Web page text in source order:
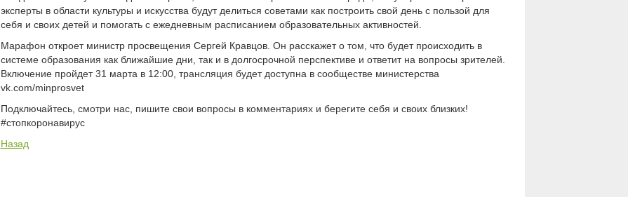
эксперты в области культуры и искусства будут делиться советами как построить свой день с пользой для
себя и своих детей и помогать с ежедневным расписанием образовательных активностей.
Марафон откроет министр просвещения Сергей Кравцов. Он расскажет о том, что будет происходить в
системе образования как ближайшие дни, так и в долгосрочной перспективе и ответит на вопросы зрителей.
Включение пройдет 31 марта в 12:00, трансляция будет доступна в сообществе министерства
vk.com/minprosvet
Подключайтесь, смотри нас, пишите свои вопросы в комментариях и берегите себя и своих близких!
#стопкоронавирус
Назад